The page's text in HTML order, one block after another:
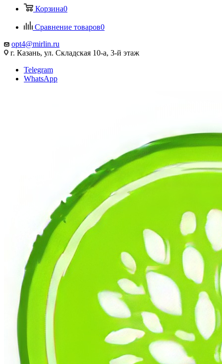
Корзина0
Сравнение товаров0
opt4@mirlin.ru
г. Казань, ул. Складская 10-а, 3-й этаж
Telegram
WhatsApp